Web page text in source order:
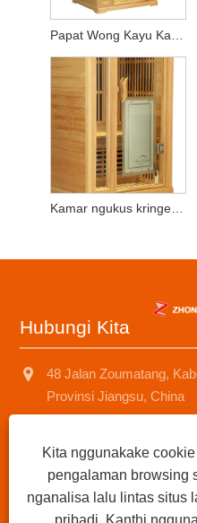
Kamar ngukus kringet kayu wong tunggal
Hubungi Kita
48 Jalan Zoumatang,
Provinsi Jiangsu, China
saunad688@163.com
Kita nggunakake
pengalaman browsing
nganalisa lalu lintas situs
pribadi. Kanthi